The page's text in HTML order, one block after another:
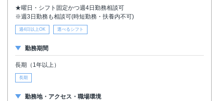
★曜日・シフト固定かつ週4日勤務相談可
※週3日勤務も相談可(時短勤務・扶養内不可)
週4日以上OK 選べるシフト
勤務期間
長期（1年以上）
長期
勤務地・アクセス・職場環境